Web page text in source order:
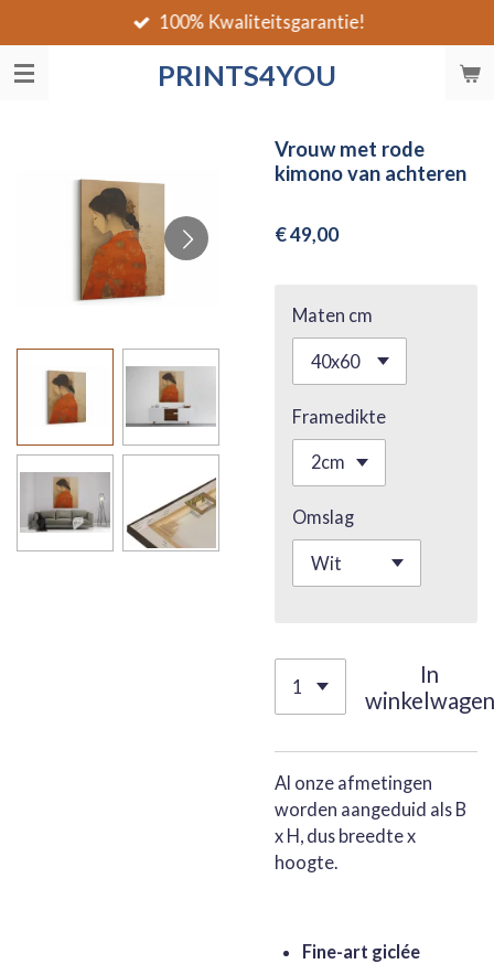
direct
naar
PRINTS4YOU
100% Kwaliteitsgarantie!
Vrouw met rode
kimono van achteren
€ 49,00
Maten cm
Framedikte
Omslag
In
winkelwagen
Al onze afmetingen
worden aangeduid als B
x H, dus breedte x
hoogte.
Fine-art giclée